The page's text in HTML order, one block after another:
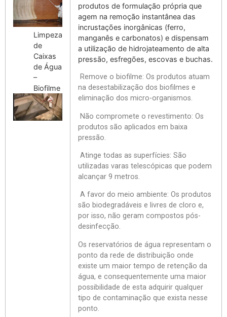
Limpeza
de
Caixas
de Água
–
Biofilme
produtos de formulação própria que
agem na remoção instantânea das
incrustações inorgânicas (ferro,
manganês e carbonatos) e dispensam
a utilização de hidrojateamento de alta
pressão, esfregões, escovas e buchas.
Remove o biofilme: Os produtos atuam
na desestabilização dos biofilmes e
eliminação dos micro-organismos.
Não compromete o revestimento: Os
produtos são aplicados em baixa
pressão.
Atinge todas as superfícies: São
utilizadas varas telescópicas que podem
alcançar 9 metros.
A favor do meio ambiente: Os produtos
são biodegradáveis e livres de cloro e,
por isso, não geram compostos pós-
desinfecção.
Os reservatórios de água representam o
ponto da rede de distribuição onde
existe um maior tempo de retenção da
água, e consequentemente uma maior
possibilidade de esta adquirir qualquer
tipo de contaminação que exista nesse
ponto.